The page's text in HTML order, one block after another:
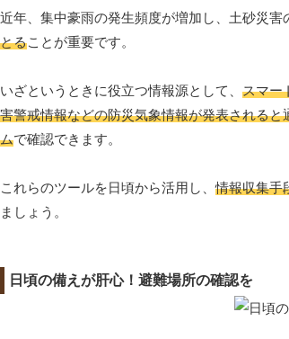
近年、集中豪雨の発生頻度が増加し、土砂災害
とることが重要です。
いざというときに役立つ情報源として、 スマー
害警戒情報などの防災気象情報が発表されると
ムで確認できます。
これらのツールを日頃から活用し、情報収集手
ましょう。
日頃の備えが肝心！避難場所の確認を